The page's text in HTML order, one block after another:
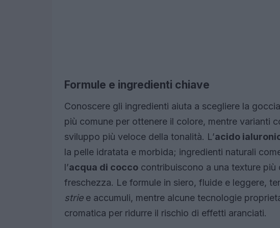
Formule e ingredienti chiave
Conoscere gli ingredienti aiuta a scegliere la
più comune per ottenere il colore, mentre varianti
sviluppo più veloce della tonalità. L’acido
la pelle idratata e morbida; ingredienti naturali
l’acqua di cocco contribuiscono a una texture
freschezza. Le formule in siero, fluide e leggere,
striee accumuli, mentre alcune tecnologie
cromatica per ridurre il rischio di effetti aranciati.